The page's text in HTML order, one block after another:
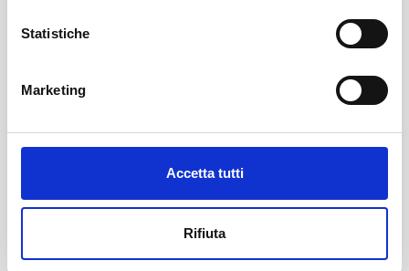
Statistiche
Marketing
Accetta tutti
Rifiuta
Corso rivolto agli
dell’animazione sociale
rivolto agli aspiranti Tecnici dell’animazione sociale:
riconosciuto dalla Regione, avrà una durata di 300 ore di